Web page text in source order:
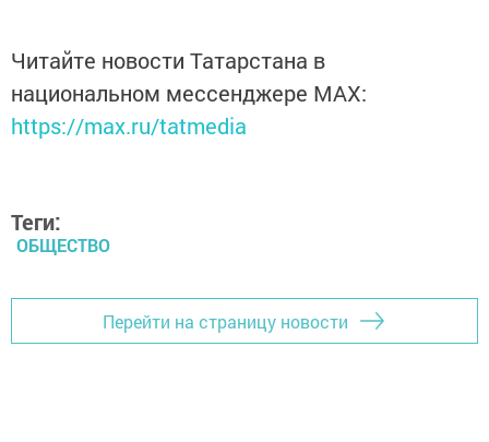
Читайте новости Татарстана в
национальном мессенджере MАХ:
https://max.ru/tatmedia
Теги:
ОБЩЕСТВО
Перейти на страницу новости